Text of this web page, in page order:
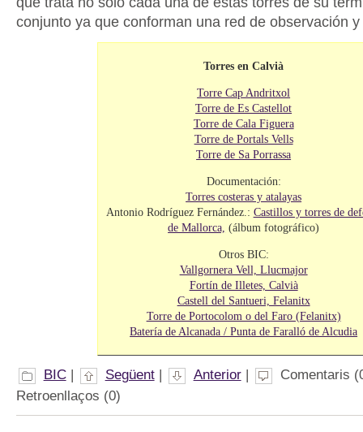
conjunto ya que conforman una red de observación
Torres en Calvià
Torre Cap Andritxol
Torre de Es Castellot
Torre de Cala Figuera
Torre de Portals Vells
Torre de Sa Porrassa
Documentación:
Torres costeras y atalayas
Antonio Rodríguez Fernández.: Castillos y torres de
de Mallorca, (álbum fotográfico)
Otros BIC:
Vallgornera Vell, Llucmajor
Fortín de Illetes, Calvià
Castell del Santueri, Felanitx
Torre de Portocolom o del Faro (Felanitx)
Batería de Alcanada / Punta de Faralló de Alcudia
BIC| Següent| Anterior|
Comentaris
Retroenllaços (0)